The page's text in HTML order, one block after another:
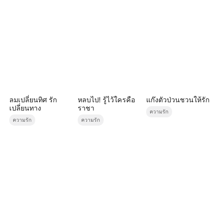
ลมเปลี่ยนทิศ รัก
เปลี่ยนทาง
ความรัก
หลบไป! รู้ไว้ใครคือ
ราชา
ความรัก
แก๊งตัวป่วนชวนให้รัก
ความรัก